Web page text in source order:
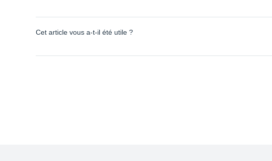
Cet article vous a-t-il été utile ?